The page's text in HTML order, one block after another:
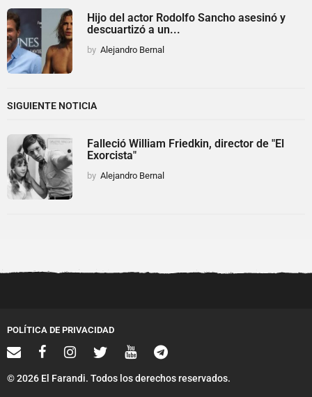
Hijo del actor Rodolfo Sancho asesinó y
descuartizó a un...
by Alejandro Bernal
SIGUIENTE NOTICIA
Falleció William Friedkin, director de "El
Exorcista"
by Alejandro Bernal
POLÍTICA DE PRIVACIDAD
© 2026 El Farandi. Todos los derechos reservados.